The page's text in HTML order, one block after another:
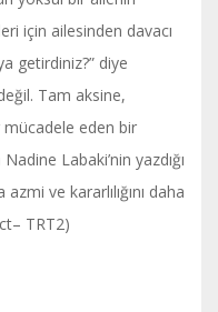
için ailesinden davacı
getirdiniz?” diye
Tam aksine,
mücadele eden bir
Labaki’nin yazdığı
ve kararlılığını daha
TRT2)